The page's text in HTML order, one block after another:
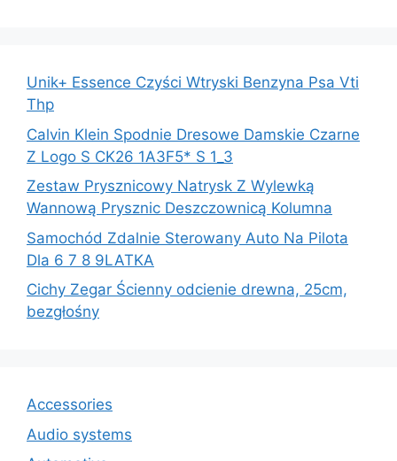
Unik+ Essence Czyści Wtryski Benzyna Psa Vti
Thp
Calvin Klein Spodnie Dresowe Damskie Czarne
Z Logo S CK26 1A3F5* S 1_3
Zestaw Prysznicowy Natrysk Z Wylewką
Wannową Prysznic Deszczownicą Kolumna
Samochód Zdalnie Sterowany Auto Na Pilota
Dla 6 7 8 9LATKA
Cichy Zegar Ścienny odcienie drewna, 25cm,
bezgłośny
Accessories
Audio systems